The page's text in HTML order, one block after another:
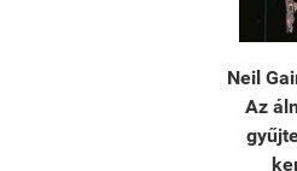
Neil
Az